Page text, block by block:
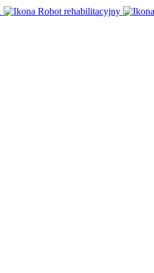
Robot rehabilitacyjny